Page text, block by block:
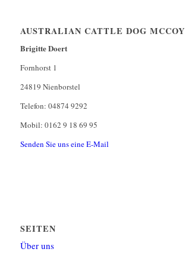
AUSTRALIAN CATTLE DOG MCCOY
Brigitte Doert
Fornhorst 1
24819 Nienborstel
Telefon: 04874 9292
Mobil: 0162 9 18 69 95
Senden Sie uns eine E-Mail
SEITEN
Über uns